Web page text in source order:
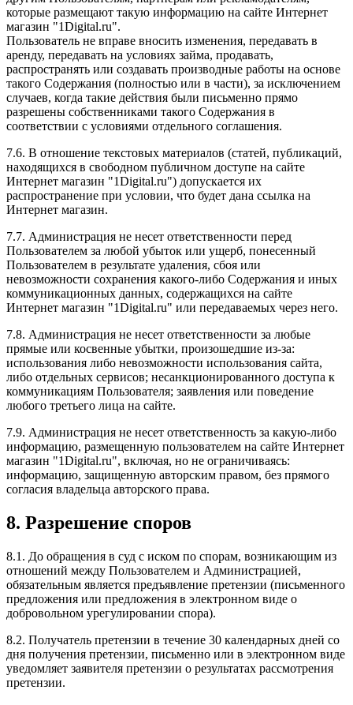
которые размещают такую информацию на сайте Интернет
магазин "1Digital.ru".
Пользователь не вправе вносить изменения, передавать в
аренду, передавать на условиях займа, продавать,
распространять или создавать производные работы на основе
такого Содержания (полностью или в части), за исключением
случаев, когда такие действия были письменно прямо
разрешены собственниками такого Содержания в
соответствии с условиями отдельного соглашения.
7.6. В отношение текстовых материалов (статей, публикаций,
находящихся в свободном публичном доступе на сайте
Интернет магазин "1Digital.ru") допускается их
распространение при условии, что будет дана ссылка на
Интернет магазин.
7.7. Администрация не несет ответственности перед
Пользователем за любой убыток или ущерб, понесенный
Пользователем в результате удаления, сбоя или
невозможности сохранения какого-либо Содержания и иных
коммуникационных данных, содержащихся на сайте
Интернет магазин "1Digital.ru" или передаваемых через него.
7.8. Администрация не несет ответственности за любые
прямые или косвенные убытки, произошедшие из-за:
использования либо невозможности использования сайта,
либо отдельных сервисов; несанкционированного доступа к
коммуникациям Пользователя; заявления или поведение
любого третьего лица на сайте.
7.9. Администрация не несет ответственность за какую-либо
информацию, размещенную пользователем на сайте Интернет
магазин "1Digital.ru", включая, но не ограничиваясь:
информацию, защищенную авторским правом, без прямого
согласия владельца авторского права.
8. Разрешение споров
8.1. До обращения в суд с иском по спорам, возникающим из
отношений между Пользователем и Администрацией,
обязательным является предъявление претензии (письменного
предложения или предложения в электронном виде о
добровольном урегулировании спора).
8.2. Получатель претензии в течение 30 календарных дней со
дня получения претензии, письменно или в электронном виде
уведомляет заявителя претензии о результатах рассмотрения
претензии.